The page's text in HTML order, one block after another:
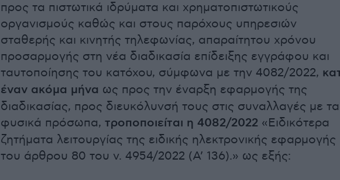
προς τα πιστωτικά ιδρύματα και χρηματοπιστωτικούς
οργανισμούς καθώς και στους παρόχους υπηρεσιών
σταθερής και κινητής τηλεφωνίας, απαραίτητου χρόνου
προσαρμογής στη νέα διαδικασία επίδειξης εγγράφου και
ταυτοποίησης του κατόχου, σύμφωνα με την 4082/2022,
έναν ακόμα μήνα ως προς την έναρξη εφαρμογής της
διαδικασίας, προς διευκόλυνσή τους στις συναλλαγές με τα
φυσικά πρόσωπα, τροποποιείται η 4082/2022 «Ειδικότερα
ζητήματα λειτουργίας της ειδικής ηλεκτρονικής εφαρμογής
του άρθρου 80 του ν. 4954/2022 (Α’ 136).» ως εξής: